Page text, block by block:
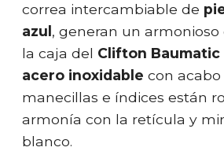
correa intercambiable de
azul , generan un armonioso
la caja del Clifton Baumatic
acero inoxidable con acabo
manecillas e índices están
armonía con la retícula y
blanco.